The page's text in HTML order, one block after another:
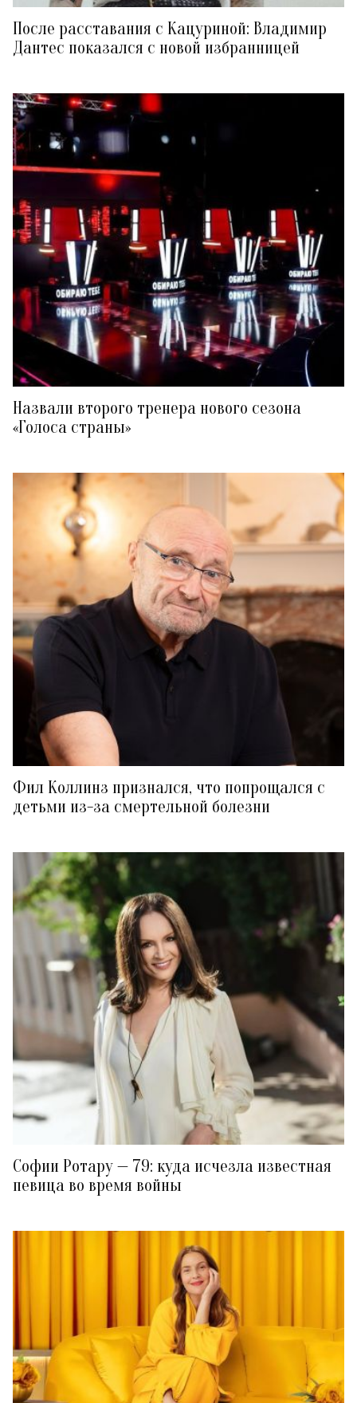
После расставания с Кацуриной: Владимир
Дантес показался с новой избранницей
Назвали второго тренера нового сезона
«Голоса страны»
Фил Коллинз признался, что попрощался с
детьми из-за смертельной болезни
Софии Ротару — 79: куда исчезла известная
певица во время войны